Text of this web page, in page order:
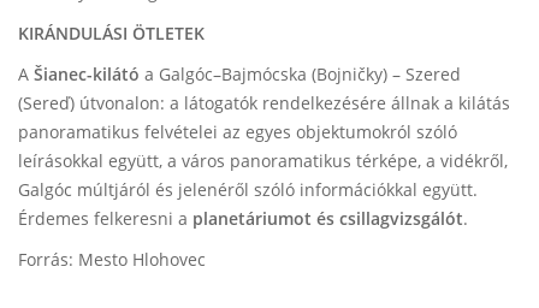
KIRÁNDULÁSI ÖTLETEK
A Šianec-kilátó a Galgóc–Bajmócska (Bojničky) – Szered
(Sereď) útvonalon: a látogatók rendelkezésére állnak a kilátás
panoramatikus felvételei az egyes objektumokról szóló
leírásokkal együtt, a város panoramatikus térképe, a vidékről,
Galgóc múltjáról és jelenéről szóló információkkal együtt.
Érdemes felkeresni a planetáriumot és csillagvizsgálót.
Forrás: Mesto Hlohovec